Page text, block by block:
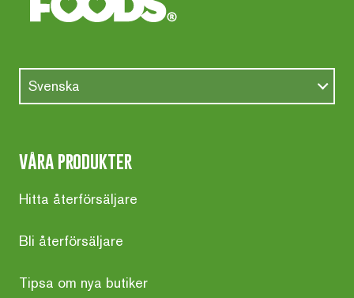
Svenska
våra produkter
Hitta återförsäljare
Bli återförsäljare
Tipsa om nya butiker